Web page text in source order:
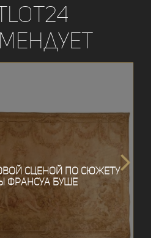
сценой по сюжету
Франсуа Буше